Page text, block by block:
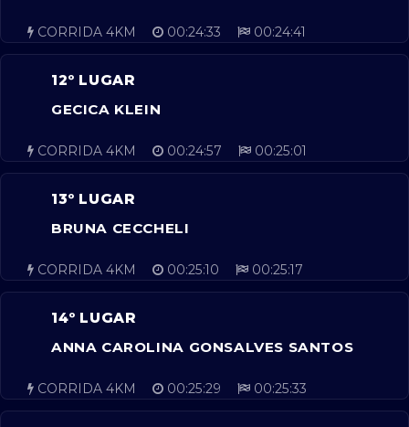
CORRIDA 4KM 00:24:33 00:24:41
12º LUGAR
GECICA KLEIN
CORRIDA 4KM 00:24:57 00:25:01
13º LUGAR
BRUNA CECCHELI
CORRIDA 4KM 00:25:10 00:25:17
14º LUGAR
ANNA CAROLINA GONSALVES SANTOS
CORRIDA 4KM 00:25:29 00:25:33